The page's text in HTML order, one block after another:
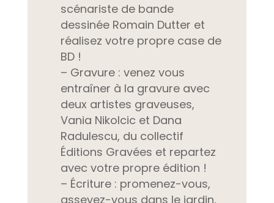
scénariste de bande
dessinée Romain Dutter et
réalisez votre propre case de
BD !
– Gravure : venez vous
entraîner à la gravure avec
deux artistes graveuses,
Vania Nikolcic et Dana
Radulescu, du collectif
Éditions Gravées et repartez
avec votre propre édition !
– Écriture : promenez-vous,
asseyez-vous dans le jardin,